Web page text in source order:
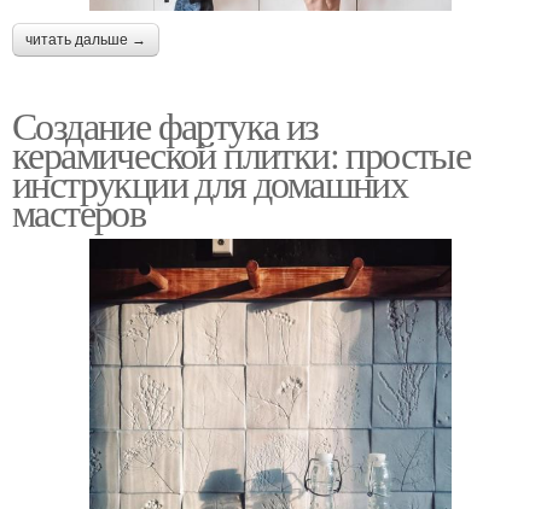
читать дальше →
Создание фартука из
керамической плитки: простые
инструкции для домашних
мастеров